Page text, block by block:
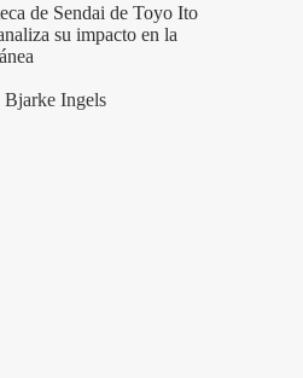
de Sendai de Toyo Ito
su impacto en la
Bjarke Ingels